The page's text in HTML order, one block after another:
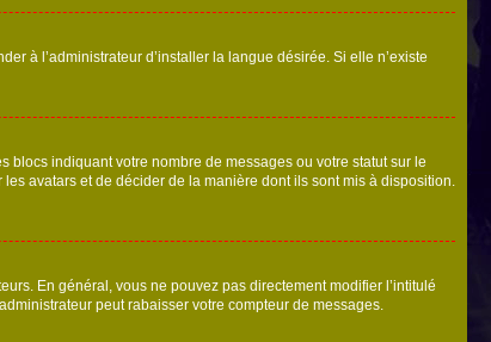
à l’administrateur d’installer la langue désirée. Si elle n’existe
blocs indiquant votre nombre de messages ou votre statut sur le
avatars et de décider de la manière dont ils sont mis à disposition.
En général, vous ne pouvez pas directement modifier l’intitulé
peut rabaisser votre compteur de messages.